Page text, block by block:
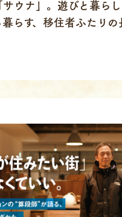
サウナ」。遊びと暮ら
らす、移住者ふたりの